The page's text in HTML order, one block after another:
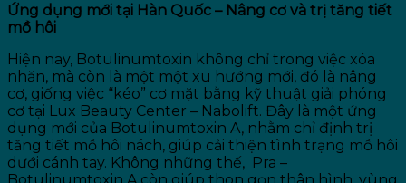
Ứng dụng mới tại Hàn Quốc – Nâng cơ và trị tăng tiết
mồ hôi
Hiện nay, Botulinumtoxin không chỉ trong việc xóa
nhăn, mà còn là một một xu hướng mới, đó là nâng
cơ, giống việc “kéo” cơ mặt bằng kỹ thuật giải phóng
cơ tại Lux Beauty Center – Nabolift. Đây là một ứng
dụng mới của Botulinumtoxin A, nhằm chỉ định trị
tăng tiết mồ hôi nách, giúp cải thiện tình trạng mồ hôi
dưới cánh tay. Không những thế, Pra –